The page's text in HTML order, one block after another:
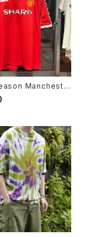
Mancheste
home shirt